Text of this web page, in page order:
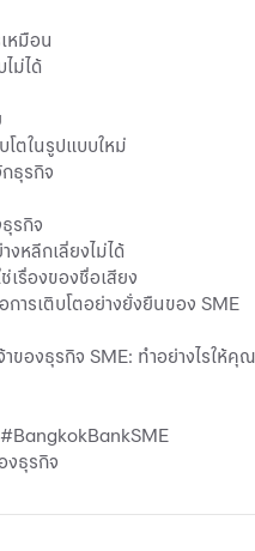
หมือน
ม่ได้
โตในรูปแบบใหม่
ธุรกิจ
รกิจ
หลีกเลี่ยงไม่ได้
เรื่องของชื่อเสียง
ารเติบโตอย่างยั่งยืนของ SME
ของธุรกิจ SME: ทําอย่างไรให้คุ
งธุรกิจ